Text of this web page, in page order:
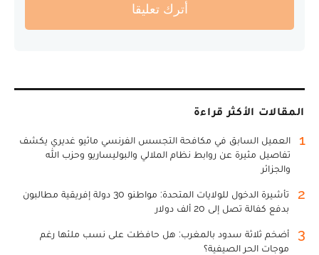
أترك تعليقا
المقالات الأكثر قراءة
1
العميل السابق في مكافحة التجسس الفرنسي ماثيو غديري يكشف
تفاصيل مثيرة عن روابط نظام الملالي والبوليساريو وحزب الله
والجزائر
2
تأشيرة الدخول للولايات المتحدة: مواطنو 30 دولة إفريقية مطالبون
بدفع كفالة تصل إلى 20 ألف دولار
3
أضخم ثلاثة سدود بالمغرب: هل حافظت على نسب ملئها رغم
موجات الحر الصيفية؟